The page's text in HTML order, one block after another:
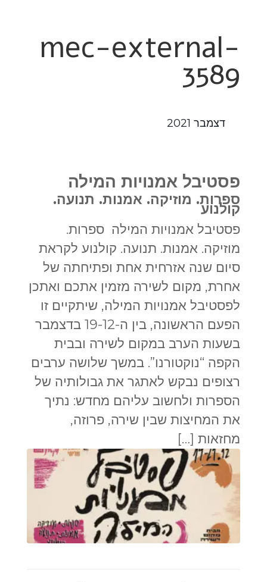
mec-external-
3589
דצמבר 2021
פסטיבל אמנויות המילה
ספרות. מוזיקה. אמנות. תנועה.
קולנוע
פסטיבל אמנויות המילה ספרות.
מוזיקה. אמנות. תנועה. קולנוע לקראת
סיום שנה אזרחית אחת ופתיחתה של
אחרת, מקום לשירה מזמין אתכם ואתכן
לפסטיבל אמנויות המילה, שיתקיים זו
הפעם הראשונה, בין ה-19-12 בדצמבר
בשעות הערב במקום לשירה ובבית
הקפה “נוקטורנו”. במשך שלושה ערבים
רצופים נבקש לאתגר את גבולותיה של
הספרות ולחשוב עליהם מחדש: נתיך
את המחיצות שבין שירה, פרוזה,
מחזאות […]